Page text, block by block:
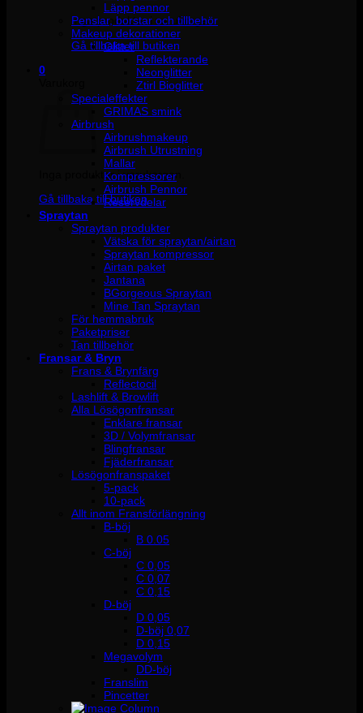
Inga produkter i varukorgen.
Gå tillbaka till butiken
0
Inga produkter i varukorgen.
Gå tillbaka till butiken
Läpp pennor
Penslar, borstar och tillbehör
Makeup dekorationer
Glitter
Reflekterande
Neonglitter
Ztirl Bioglitter
Specialeffekter
GRIMAS smink
Airbrush
Airbrushmakeup
Airbrush Utrustning
Mallar
Kompressorer
Airbrush Pennor
Reservdelar
Spraytan
Spraytan produkter
Vätska för spraytan/airtan
Spraytan kompressor
Airtan paket
Jantana
BGorgeous Spraytan
Mine Tan Spraytan
För hemmabruk
Paketpriser
Tan tillbehör
Fransar & Bryn
Frans & Brynfärg
Reflectocil
Lashlift & Browlift
Alla Lösögonfransar
Enklare fransar
3D / Volymfransar
Blingfransar
Fjäderfransar
Lösögonfranspaket
5-pack
10-pack
Allt inom Fransförlängning
B-böj
B 0.05
C-böj
C 0,05
C 0,07
C 0,15
D-böj
D 0,05
D-böj 0,07
D 0,15
Megavolym
DD-böj
Franslim
Pincetter